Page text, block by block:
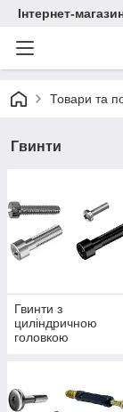
Інтернет-
Товари та
Гвинти
Гвинти з
циліндричною
головкою